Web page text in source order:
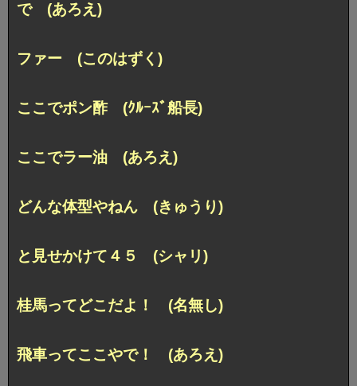
で (あろえ)
ファー (このはずく)
ここでポン酢 (ｸﾙｰｽﾞ船長)
ここでラー油 (あろえ)
どんな体型やねん (きゅうり)
と見せかけて４５ (シャリ)
桂馬ってどこだよ！ (名無し)
飛車ってここやで！ (あろえ)